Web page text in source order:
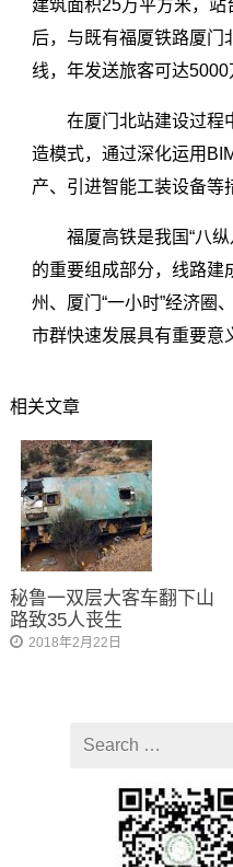
建筑面积25万平方米，站
后，与既有福厦铁路厦门
线，年发送旅客可达5000
在厦门北站建设过程
造模式，通过深化运用
产、引进智能工装设备等
福厦高铁是我国“八
的重要组成部分，线路建
州、厦门“一小时”经济圈
市群快速发展具有重要意
相关文章
秘鲁一双层大客车翻下山
路致35人丧生
2018年2月22日
for